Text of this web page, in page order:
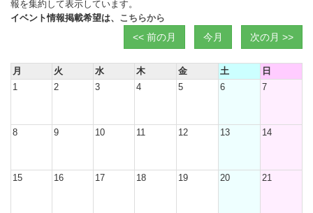
報を集約して表示しています。
イベント情報掲載希望は、 こちらから
<< 前の月 今月 次の月 >>
月 火 水 木 金 土
日
1
2 3 4 5 6 7
8 9 10 11 12 13 14
15 16 17 18 19 20 21